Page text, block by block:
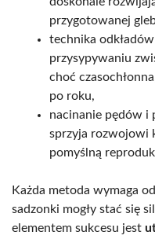
przygotowanej
technika
przysypywaniu
choć
po roku,
nacinanie pędów i
sprzyja rozwojowi
pomyślną
Każda metoda wymaga
sadzonki mogły stać się
elementem sukcesu jest